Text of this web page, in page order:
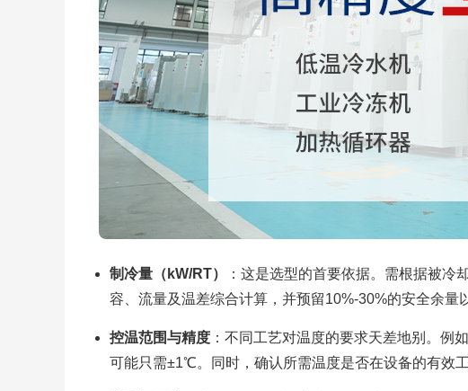
制冷量（kW/RT）
：这是选型的首要依据。需根据被冷
容、流量及温差综合计算，并预留10%-30%的安全余量
控温范围与精度：不同工艺对温度的要求天差地别。例
可能只需±1℃。同时，确认所需温度是否在设备的有效工